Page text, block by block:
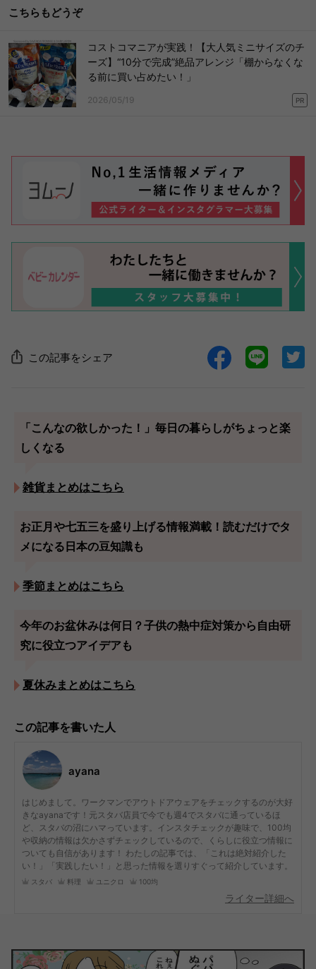
こちらもどうぞ
コストコマニアが実践！【大人気ミニサイズのチ
ーズ】“10分で完成”絶品アレンジ「棚からなくな
る前に買い占めたい！」
2026/05/19 PR
この記事をシェア
「こんなの欲しかった！」毎日の暮らしがちょっと楽
しくなる
雑貨まとめはこちら
お正月や七五三を盛り上げる情報満載！読むだけでタ
メになる日本の豆知識も
季節まとめはこちら
今年のお盆休みは何日？子供の熱中症対策から自由研
究に役立つアイデアも
夏休みまとめはこちら
この記事を書いた人
ayana
はじめまして。ワークマンでアウトドアウェアをチェックするのが大好
きなayanaです！元スタバ店員で今でも週4でスタバに通っているほ
ど、スタバの沼にハマっています。インスタチェックが趣味で、100均
や収納の情報は欠かさずチェックしているので、くらしに役立つ情報に
ついても自信があります！ わたしの記事では、「これは絶対紹介した
い！」「実践したい！」と思った情報を選りすぐって紹介しています。
スタバ 料理 ユニクロ 100均
ライター詳細へ